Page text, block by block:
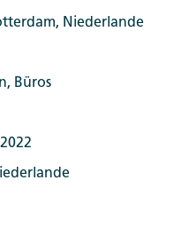
Niederlande
Büros